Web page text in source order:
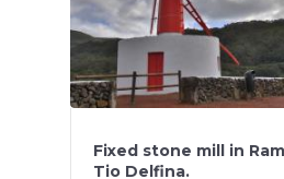
Fixed stone mill in
Tio Delfina.